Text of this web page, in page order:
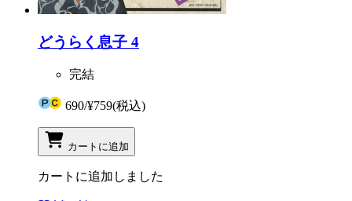
どうらく息子 4
完結
690/¥759(税込)
カートに追加
カートに追加しました